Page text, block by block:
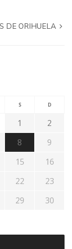
DE ORIHUELA
S D
1
2
8
9
15
16
22
23
29
30